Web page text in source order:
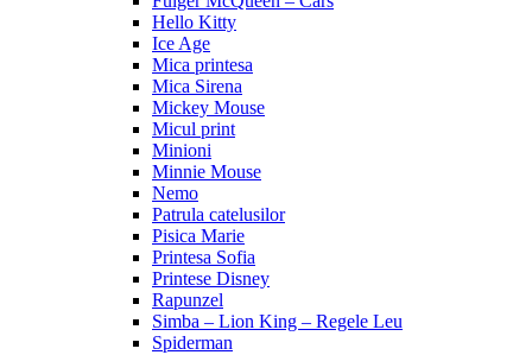
Hello Kitty
Ice Age
Mica printesa
Mica Sirena
Mickey Mouse
Micul print
Minioni
Minnie Mouse
Nemo
Patrula catelusilor
Pisica Marie
Printesa Sofia
Printese Disney
Rapunzel
Simba – Lion King – Regele Leu
Spiderman